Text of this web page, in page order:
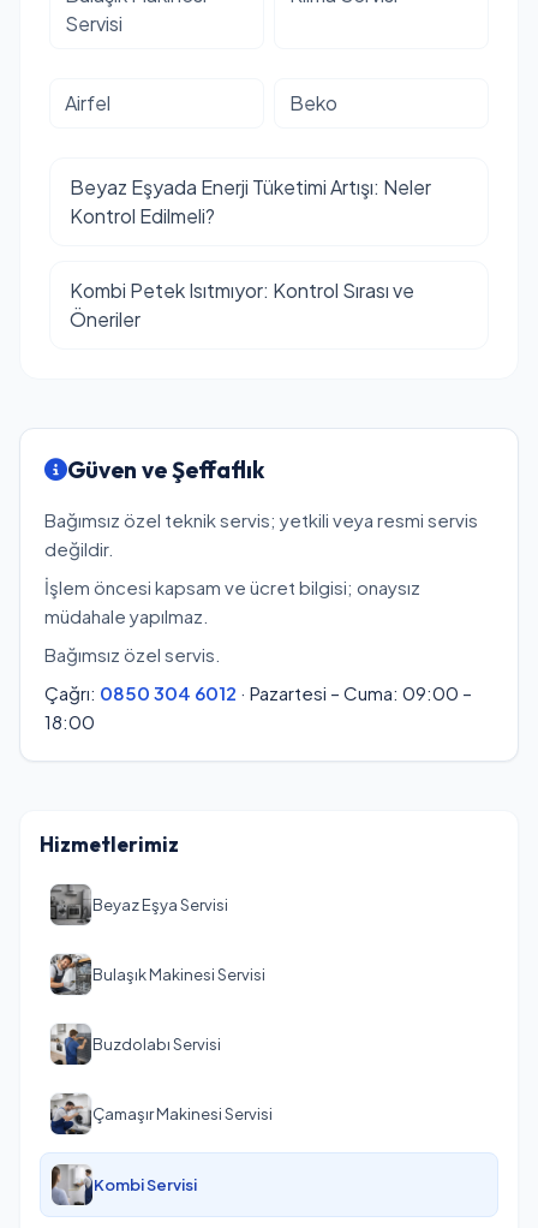
Servisi
Airfel Beko
Beyaz Eşyada Enerji Tüketimi Artışı: Neler
Kontrol Edilmeli?
Kombi Petek Isıtmıyor: Kontrol Sırası ve
Öneriler
Güven ve Şeffaflık
Bağımsız özel teknik servis; yetkili veya resmi servis
değildir.
İşlem öncesi kapsam ve ücret bilgisi; onaysız
müdahale yapılmaz.
Bağımsız özel servis.
Çağrı: 0850 304 6012 · Pazartesi – Cuma: 09:00 –
18:00
Hizmetlerimiz
Beyaz Eşya Servisi
Bulaşık Makinesi Servisi
Buzdolabı Servisi
Çamaşır Makinesi Servisi
Kombi Servisi